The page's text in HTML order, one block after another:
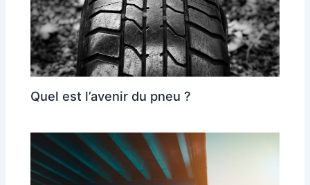
Quel est l’avenir du pneu ?